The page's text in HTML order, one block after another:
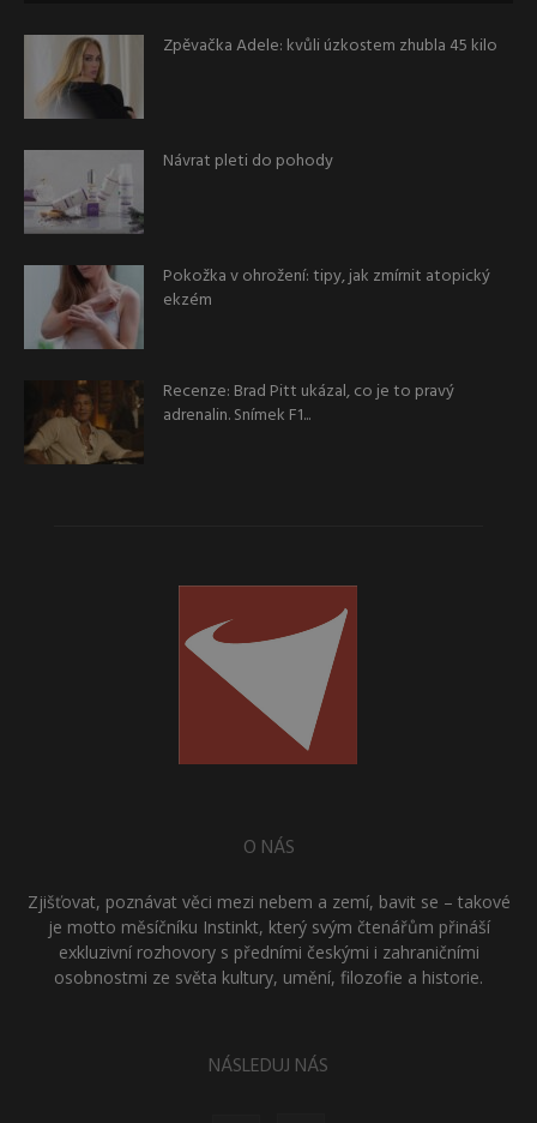
Zpěvačka Adele: kvůli úzkostem zhubla 45 kilo
Návrat pleti do pohody
Pokožka v ohrožení: tipy, jak zmírnit atopický
ekzém
Recenze: Brad Pitt ukázal, co je to pravý
adrenalin. Snímek F1...
O NÁS
Zjišťovat, poznávat věci mezi nebem a zemí, bavit se – takové
je motto měsíčníku Instinkt, který svým čtenářům přináší
exkluzivní rozhovory s předními českými i zahraničními
osobnostmi ze světa kultury, umění, filozofie a historie.
NÁSLEDUJ NÁS